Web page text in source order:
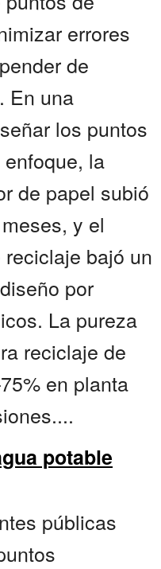
errores
de
En una
los puntos
la
de papel subió
y el
bajó un
por
La pureza
reciclaje de
en planta
potable
públicas